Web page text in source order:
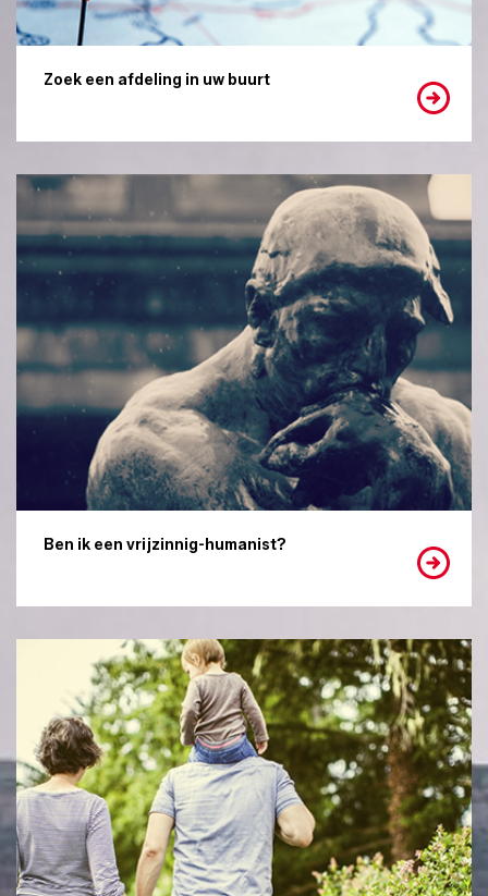
Zoek een afdeling in uw buurt
Ben ik een vrijzinnig-humanist?